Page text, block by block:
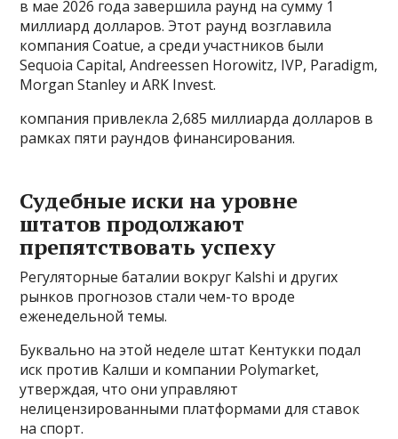
в мае 2026 года завершила раунд на сумму 1
миллиард долларов. Этот раунд возглавила
компания Coatue, а среди участников были
Sequoia Capital, Andreessen Horowitz, IVP, Paradigm,
Morgan Stanley и ARK Invest.
компания привлекла 2,685 миллиарда долларов в
рамках пяти раундов финансирования.
Судебные иски на уровне
штатов продолжают
препятствовать успеху
Регуляторные баталии вокруг Kalshi и других
рынков прогнозов стали чем-то вроде
еженедельной темы.
Буквально на этой неделе штат Кентукки подал
иск против Калши и компании Polymarket,
утверждая, что они управляют
нелицензированными платформами для ставок
на спорт.